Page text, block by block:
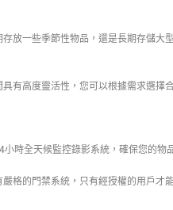
存放一些季節性物品，還是長期存儲大
具有高度靈活性，您可以根據需求選擇
小時全天候監控錄影系統，確保您的物
嚴格的門禁系統，只有經授權的用戶才